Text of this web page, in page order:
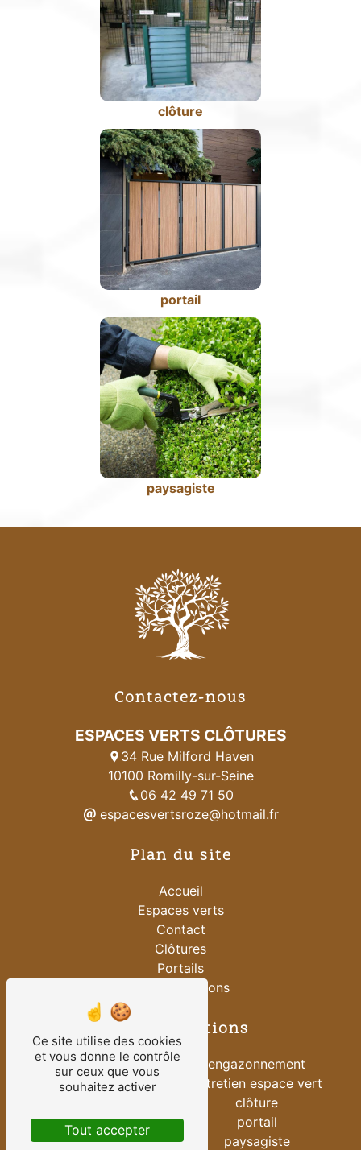
clôture
portail
paysagiste
Contactez-nous
ESPACES VERTS CLÔTURES
34 Rue Milford Haven
10100 Romilly-sur-Seine
06 42 49 71 50
espacesvertsroze@hotmail.fr
Plan du site
Accueil
Espaces verts
Contact
Clôtures
Portails
Nos réalisations
Nos prestations
vente clôture
vente portail
installation clôture
création espace vert
engazonnement
entretien espace vert
clôture
portail
paysagiste
Ce site utilise des cookies
et vous donne le contrôle
sur ceux que vous
souhaitez activer
Tout accepter